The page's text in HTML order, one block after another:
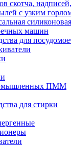
скотча,
с узким
машин
для
ПММ
для стирки